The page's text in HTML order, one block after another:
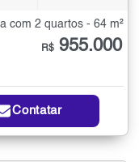
com 2 quartos - 64 m²
R$ 955.000
Contatar